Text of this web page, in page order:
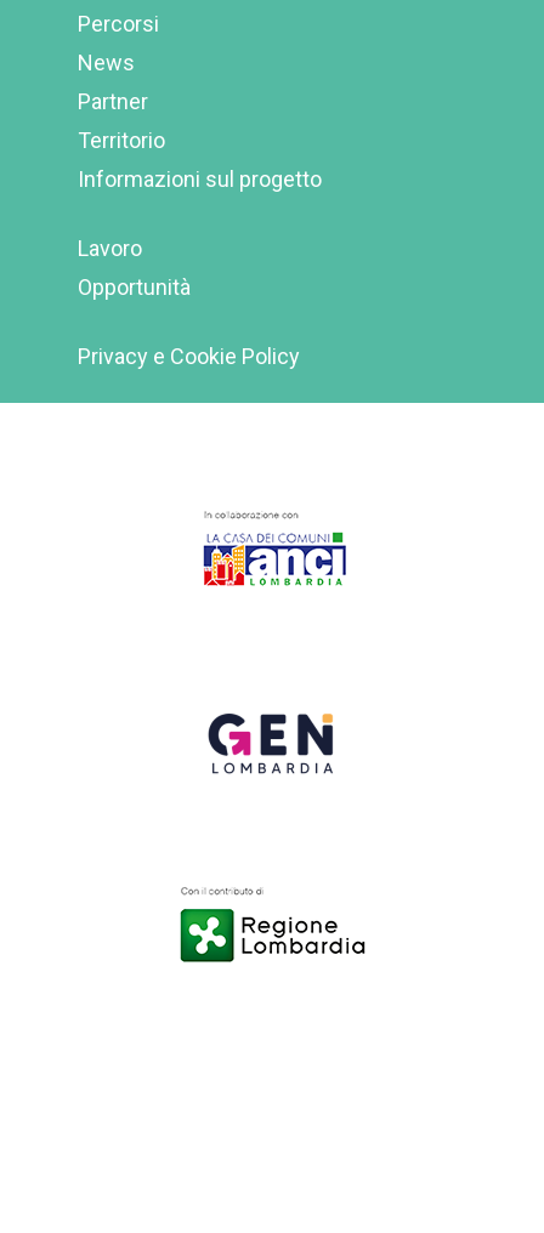
Percorsi
News
Partner
Territorio
Informazioni sul progetto
Lavoro
Opportunità
Privacy e Cookie Policy